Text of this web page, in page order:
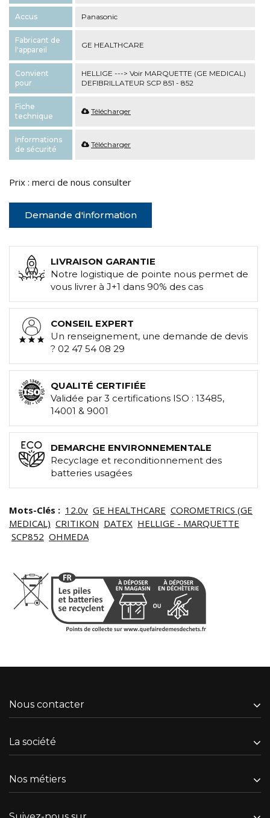
Accus Panasonic
Fabricant de
l'appareil
GE HEALTHCARE
Convient
pour
HELLIGE ---> Voir MARQUETTE (GE MEDICAL)
DEFIBRILLATEUR SCP 851 - 852
Fiche
technique
Télécharger
Informations
de sécurité
Télécharger
Prix : merci de nous consulter
Demande d'information
LIVRAISON GARANTIE
Notre logistique de pointe nous permet de
vous livrer à J+1 dans 90% des cas
CONSEIL EXPERT
Un renseignement, une demande de devis
? 02 47 54 08 29
QUALITÉ CERTIFIÉE
Validée par 3 certifications ISO : 13485,
14001 & 9001
DEMARCHE ENVIRONNEMENTALE
Recyclage et reconditionnement des
batteries usagées
Mots-Clés : 12.0v GE HEALTHCARE COROMETRICS (GE
MEDICAL) CRITIKON DATEX HELLIGE - MARQUETTE
SCP852 OHMEDA
Nous contacter
La société
Nos métiers